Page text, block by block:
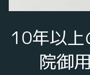
10年以
院御